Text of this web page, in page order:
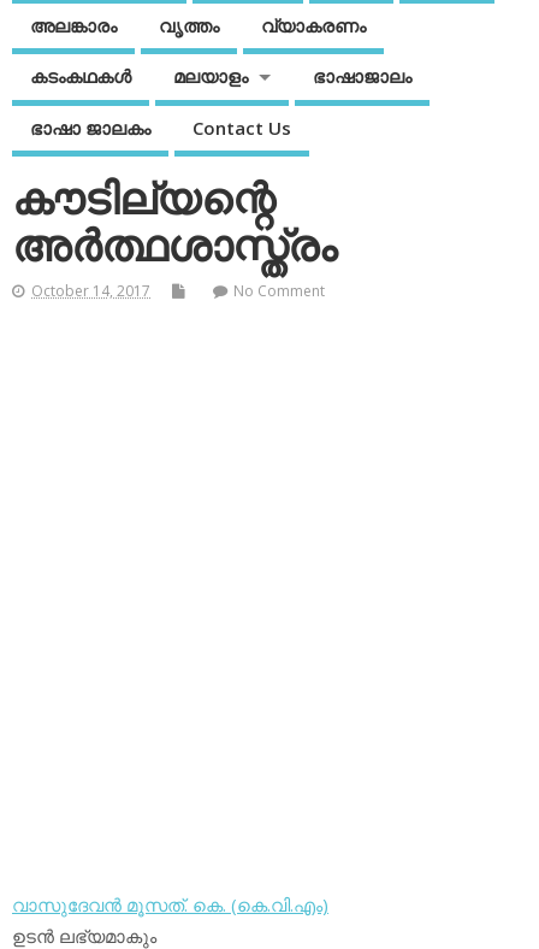
അലങ്കാരം വൃത്തം വ്യാകരണം
കടംകഥകള്‍ മലയാളം ഭാഷാജാലം
ഭാഷാ ജാലകം Contact Us
കൗടില്യന്റെ
അര്‍ത്ഥശാസ്ത്രം
October 14, 2017 No Comment
വാസുദേവന്‍ മൂസത്. കെ. (കെ.വി.എം)
ഉടന്‍ ലഭ്യമാകും